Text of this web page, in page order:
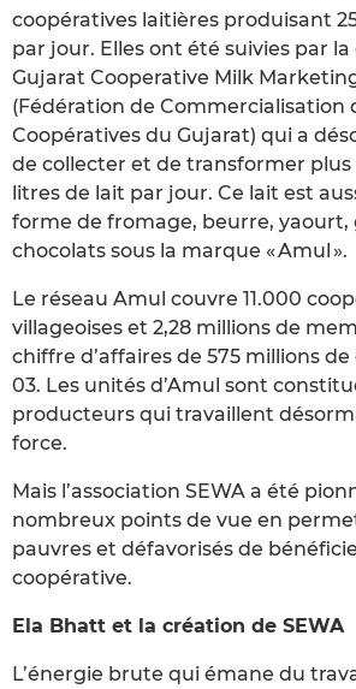
coopératives laitières produisant
par jour. Elles ont été suivies par
Gujarat Cooperative Milk
(Fédération de Commercialisation
Coopératives du Gujarat) qui a
de collecter et de transformer plus
litres de lait par jour. Ce lait est
forme de fromage, beurre, yaourt,
chocolats sous la marque « Amul ».
Le réseau Amul couvre 11.000
villageoises et 2,28 millions de
chiffre d’affaires de 575 millions
03. Les unités d’Amul sont
producteurs qui travaillent
force.
Mais l’association SEWA a été
nombreux points de vue en
pauvres et défavorisés de
coopérative.
Ela Bhatt et la création de SEWA
L’énergie brute qui émane du